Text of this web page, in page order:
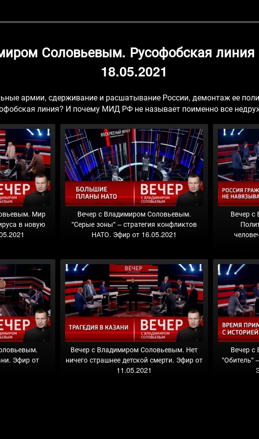
Соловьевым. Русофобская
18.05.2021
армии, сдерживание и расшатывание России, демонтаж ее
линия? И почему МИД РФ не называет поименно все
Мир
в новую
Вечер с Владимиром Соловьевым.
"Серые зоны" – стратегия конфликтов
НАТО. Эфир от 16.05.2021
Вечер
Эфир от
Вечер с Владимиром Соловьевым. Нет
ничего страшнее детской смерти. Эфир от
11.05.2021
Вечер
"Обитель"